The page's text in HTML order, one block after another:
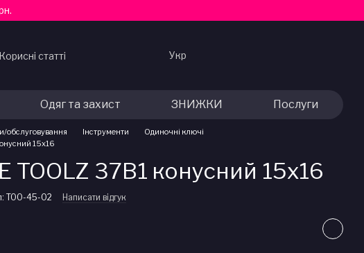
Корисні статті
Укр
Одяг та захист ЗНИЖКИ Послуги
обслуговування Інструменти
Одиночні ключі
15х16
TOOLZ 37B1 конусний 15х16
TOO-45-02 Написати відгук